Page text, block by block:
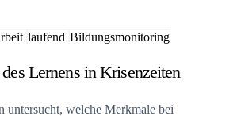
laufend Bildungsmonitoring
Lernens in Krisenzeiten
untersucht, welche Merkmale bei